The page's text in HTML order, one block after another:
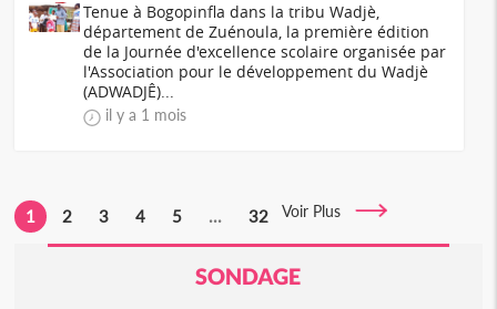
Tenue à Bogopinfla dans la tribu Wadjè,
département de Zuénoula, la première édition
de la Journée d'excellence scolaire organisée par
l'Association pour le développement du Wadjè
(ADWADJÊ)...
il y a 1 mois
1 2 3 4 5 ... 32 Voir Plus
SONDAGE